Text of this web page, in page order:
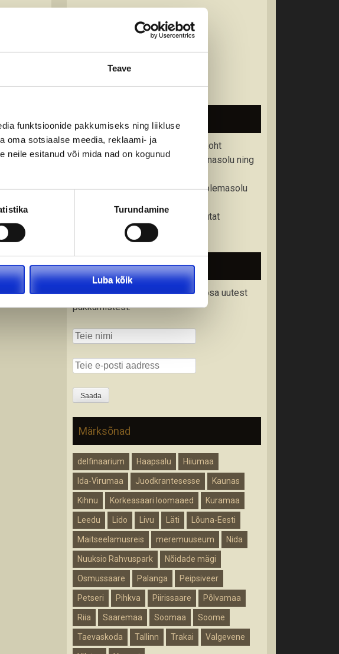
Teave
funktsioonide pakkumiseks ning liikluse
oma sotsiaalse meedia, reklaami- ja
neile esitanud või mida nad on kogunud
Turundamine
Luba kõik
• Soovitud reisi kuupäevad
• Reisi iseloom
• Reisijate sihtgrupp
• Muud omapoolsed soovid
Soovitused reisijale:
• Kontrollige üle väljumisaeg ja -koht
• Kontrollige reisidokumendi olemasolu ning
• Kontrollige tervisekindlustuse olemasolu
• Varuge kaasa vastava riigi valuutat
• Tutvuge reisitingimustega
Liitu uudiskirjaga
Liitu meie uudiskirjaga ning saa osa uutest
pakkumistest.
Märksõnad
delfinaarium Haapsalu Hiiumaa
Ida-Virumaa Juodkrantesesse Kaunas
Kihnu Korkeasaari loomaaed Kuramaa
Leedu Lido Livu Läti Lõuna-Eesti
Maitseelamusreis meremuuseum Nida
Nuuksio Rahvuspark Nõidade mägi
Osmussaare Palanga Peipsiveer
Petseri Pihkva Piirissaare Põlvamaa
Riia Saaremaa Soomaa Soome
Taevaskoda Tallinn Trakai Valgevene